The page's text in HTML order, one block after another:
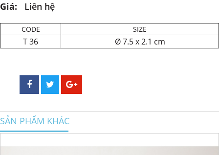
Giá: Liên hệ
CODE SIZE
T 36 Ø 7.5 x 2.1 cm
SẢN PHẨM KHÁC